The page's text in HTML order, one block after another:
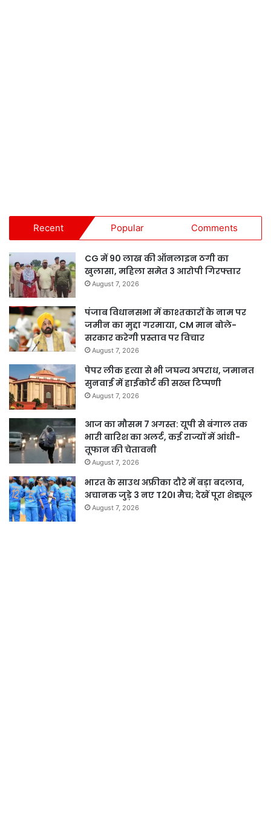
Recent Popular Comments
CG में 90 लाख की ऑनलाइन ठगी का
खुलासा, महिला समेत 3 आरोपी गिरफ्तार
August 7, 2026
पंजाब विधानसभा में काश्तकारों के नाम पर
जमीन का मुद्दा गरमाया, CM मान बोले-
सरकार करेगी प्रस्ताव पर विचार
August 7, 2026
पेपर लीक हत्या से भी जघन्य अपराध, जमानत
सुनवाई में हाईकोर्ट की सख्त टिप्पणी
August 7, 2026
आज का मौसम 7 अगस्त: यूपी से बंगाल तक
भारी बारिश का अलर्ट, कई राज्यों में आंधी-
तूफान की चेतावनी
August 7, 2026
भारत के साउथ अफ्रीका दौरे में बड़ा बदलाव,
अचानक जुड़े 3 नए T20I मैच; देखें पूरा शेड्यूल
August 7, 2026